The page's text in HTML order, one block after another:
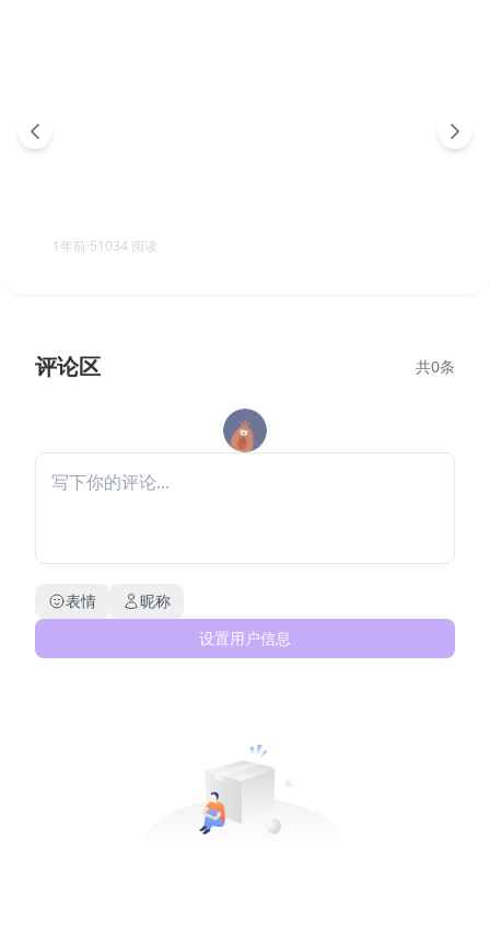
1年前·51034 阅读
评论区 共0条
表情
昵称
设置用户信息